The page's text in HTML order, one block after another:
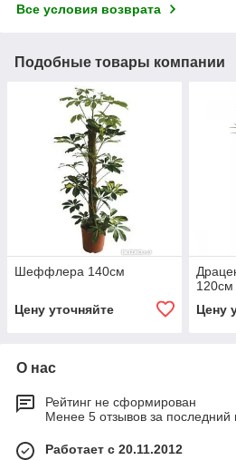
Все условия возврата
Подобные товары компании
Шеффлера 140см
Цену уточняйте
120см
Цену
О нас
Рейтинг не сформирован
Менее 5 отзывов за последний
Работает с 20.11.2012